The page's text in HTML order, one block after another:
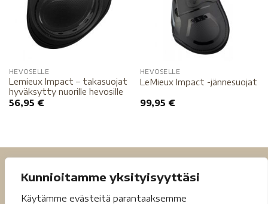
Kunnioitamme yksityisyyttäsi
Käytämme evästeitä parantaaksemme
HEVOSELLE
Lemieux Impact – takasuojat
hyväksytty nuorille hevosille
56,95 €
HEVOSELLE
LeMieux Impact -jännesuojat
99,95 €